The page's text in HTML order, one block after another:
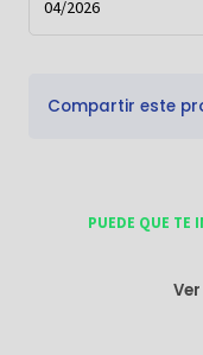
04/2026
Compartir este
PUEDE QUE TE